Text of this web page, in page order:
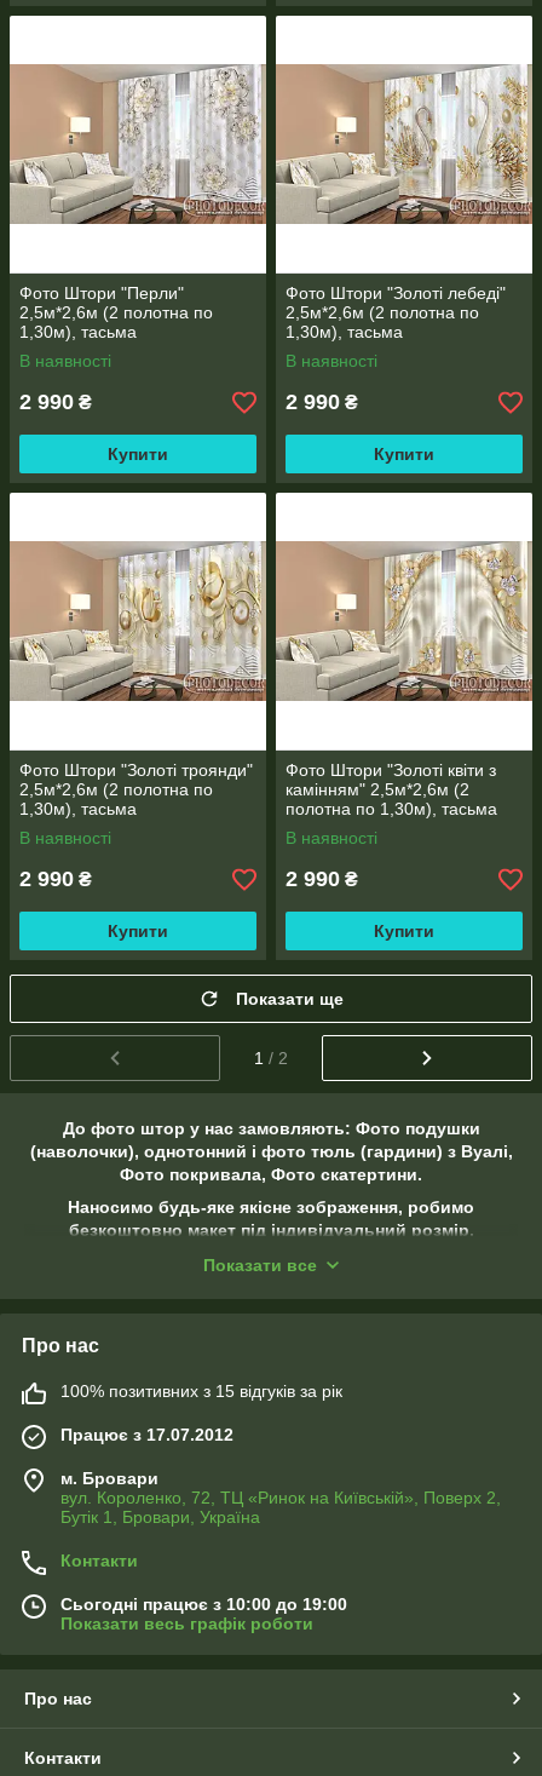
Фото Штори "Перли"
2,5м*2,6м (2 полотна по
1,30м), тасьма
В наявності
2 990 ₴
Купити
Фото Штори "Золоті лебеді"
2,5м*2,6м (2 полотна по
1,30м), тасьма
В наявності
2 990 ₴
Купити
Фото Штори "Золоті троянди"
2,5м*2,6м (2 полотна по
1,30м), тасьма
В наявності
2 990 ₴
Купити
Фото Штори "Золоті квіти з
камінням" 2,5м*2,6м (2
полотна по 1,30м), тасьма
В наявності
2 990 ₴
Купити
Показати ще
1 / 2
До фото штор у нас замовляють: Фото подушки
(наволочки), однотонний і фото тюль (гардини) з Вуалі,
Фото покривала, Фото скатертини.
Наносимо будь-яке якісне зображення, робимо
безкоштовно макет під індивідуальний розмір,
Ви можете замовити до фото штор подушки або наволочки
Показати все
Про нас
100% позитивних з 15 відгуків за рік
Працює з 17.07.2012
м. Бровари
вул. Короленко, 72, ТЦ «Ринок на Київській», Поверх 2,
Бутік 1, Бровари, Україна
Контакти
Сьогодні працює з 10:00 до 19:00
Показати весь графік роботи
Про нас
Контакти